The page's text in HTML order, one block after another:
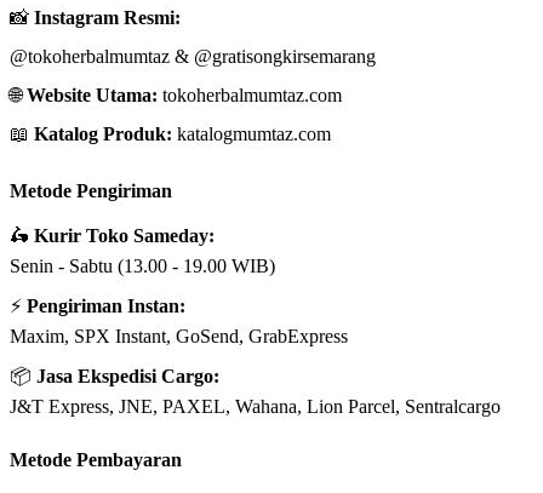
📸 Instagram Resmi:
@tokoherbalmumtaz & @gratisongkirsemarang
🌐Website Utama: tokoherbalmumtaz.com
📖 Katalog Produk: katalogmumtaz.com
Metode Pengiriman
🛵 Kurir Toko Sameday:
Senin - Sabtu (13.00 - 19.00 WIB)
⚡ Pengiriman Instan:
Maxim, SPX Instant, GoSend, GrabExpress
📦 Jasa Ekspedisi Cargo:
J&T Express, JNE, PAXEL, Wahana, Lion Parcel, Sentralcargo
Metode Pembayaran